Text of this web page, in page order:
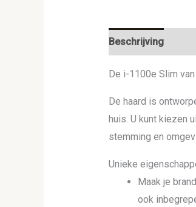
Beschrijving
De i-1100e Slim van
De haard is
huis. U kunt kiezen
stemming en
Unieke
Maak je
ook